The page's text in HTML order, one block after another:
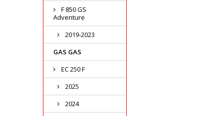
F 850 GS
Adventure
2019-2023
GAS GAS
EC 250 F
2025
2024